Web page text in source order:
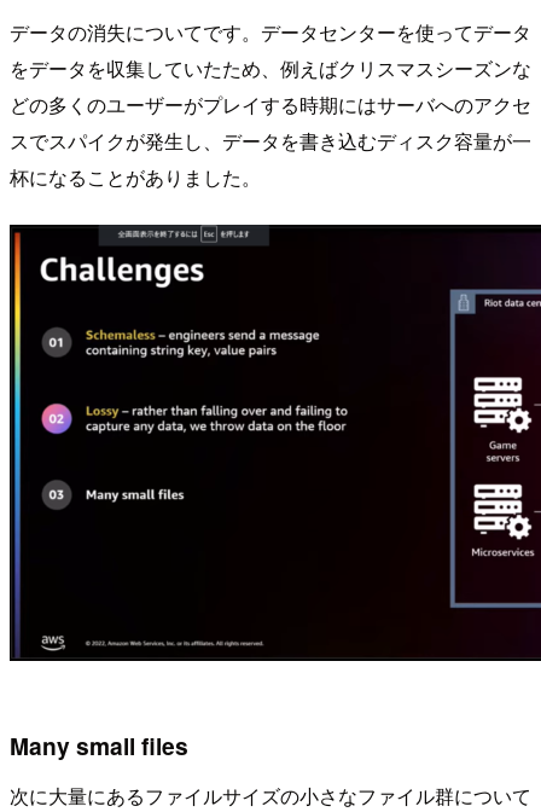
データの消失についてです。データセンターを使ってデータ
をデータを収集していたため、例えばクリスマスシーズンな
どの多くのユーザーがプレイする時期にはサーバへのアクセ
スでスパイクが発生し、データを書き込むディスク容量が一
杯になることがありました。
Many small files
次に大量にあるファイルサイズの小さなファイル群について